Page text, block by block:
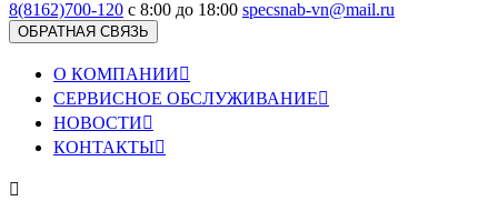
8(8162)700-120 с 8:00 до 18:00 specsnab-vn@mail.ru
ОБРАТНАЯ СВЯЗЬ
О КОМПАНИИ
СЕРВИСНОЕ ОБСЛУЖИВАНИЕ
НОВОСТИ
КОНТАКТЫ
